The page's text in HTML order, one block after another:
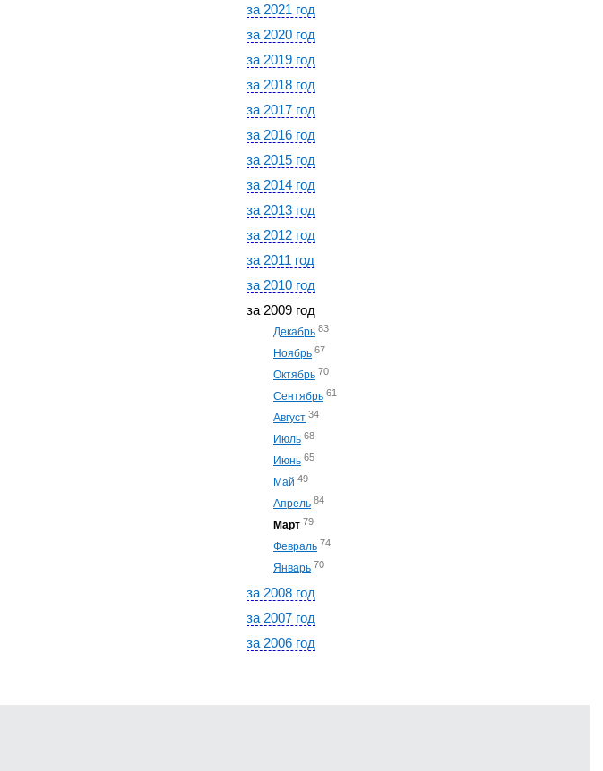
за 2021 год
за 2020 год
за 2019 год
за 2018 год
за 2017 год
за 2016 год
за 2015 год
за 2014 год
за 2013 год
за 2012 год
за 2011 год
за 2010 год
за 2009 год
Декабрь 83
Ноябрь 67
Октябрь 70
Сентябрь 61
Август 34
Июль 68
Июнь 65
Май 49
Апрель 84
Март 79
Февраль 74
Январь 70
за 2008 год
за 2007 год
за 2006 год